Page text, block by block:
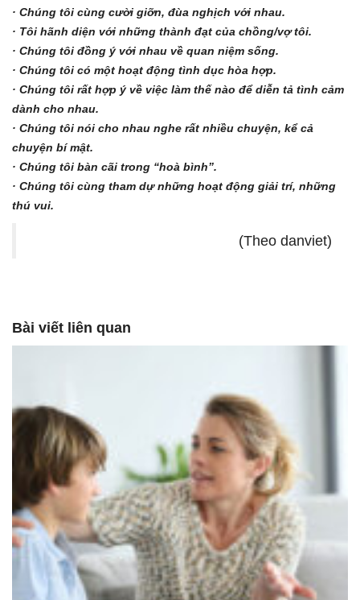
· Chúng tôi cùng cười giỡn, đùa nghịch với nhau.
· Tôi hãnh diện với những thành đạt của chồng/vợ tôi.
· Chúng tôi đồng ý với nhau về quan niệm sống.
· Chúng tôi có một hoạt động tình dục hòa hợp.
· Chúng tôi rất hợp ý về việc làm thế nào để diễn tả tình cảm
dành cho nhau.
· Chúng tôi nói cho nhau nghe rất nhiều chuyện, kể cả
chuyện bí mật.
· Chúng tôi bàn cãi trong “hoà bình”.
· Chúng tôi cùng tham dự những hoạt động giải trí, những
thú vui.
(Theo danviet)
Bài viết liên quan